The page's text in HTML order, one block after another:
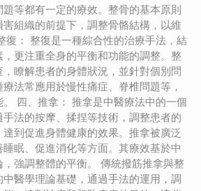
等都有一定的療效。整骨的基本原則
組織的前提下，調整骨骼結構，以維
復： 整復是一種綜合性的治療手法，結
更注重全身的平衡和功能的調整。整
瞭解患者的身體狀況，並針對個別問
法常應用於慢性痛症、脊椎問題等，
四、推拿： 推拿是中醫療法中的一個
法的按摩、揉捏等技術，調整患者的
到促進身體健康的效果。推拿被廣泛
眠、促進消化等方面。其療效基於中
強調整體的平衡。 傳統撥筋推拿與整
醫學理論基礎，通過手法的運用，調